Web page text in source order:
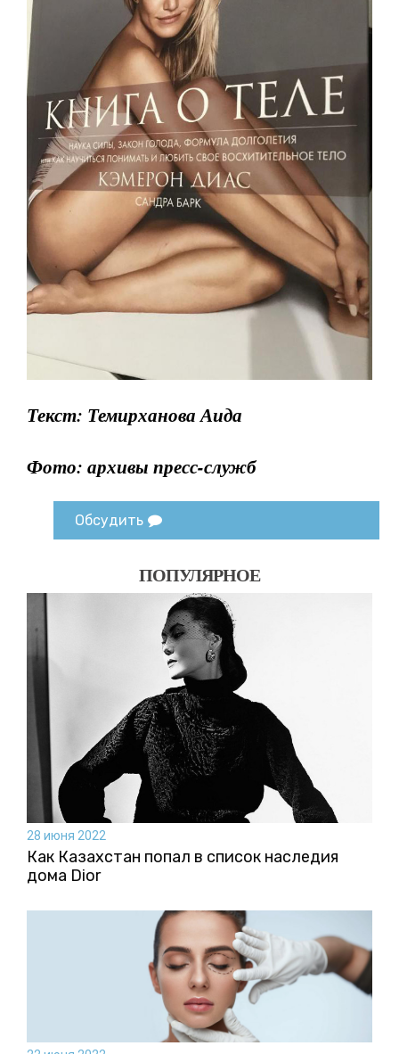
Текст: Темирханова Аида
Фото: архивы пресс-служб
Обсудить
ПОПУЛЯРНОЕ
28 июня 2022
Как Казахстан попал в список наследия
дома Dior